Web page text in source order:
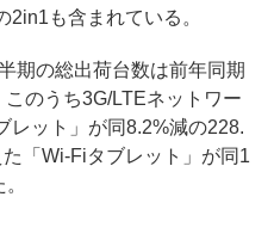
も含まれている。
期の総出荷台数は前年同期
のうち3G/LTEネットワー
レット」が同8.2%減の228.
「Wi-Fiタブレット」が同1